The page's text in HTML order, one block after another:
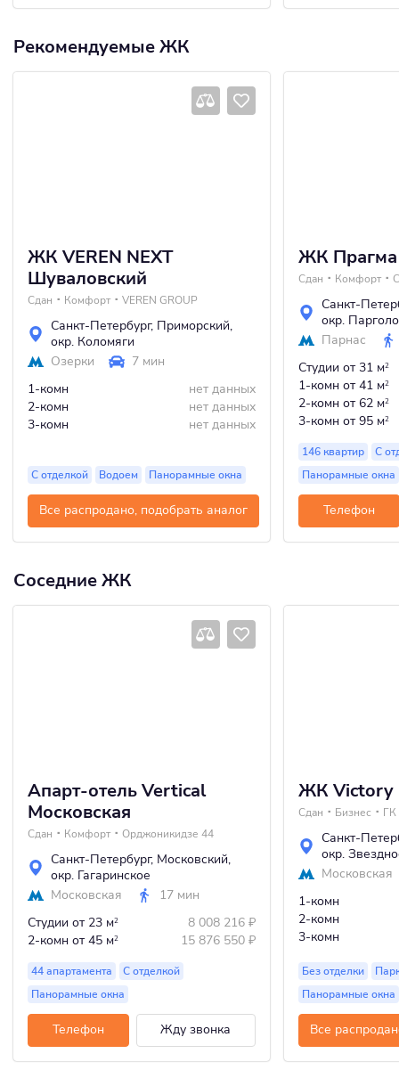
Рекомендуемые ЖК
ЖК VEREN NEXT
Шуваловский
Сдан Комфорт VEREN GROUP
Санкт-Петербург, Приморский,
окр. Коломяги
Озерки
7 мин
1-комн
нет данных
2-комн
нет данных
3-комн
нет данных
С отделкой Водоем Панорамные окна
Все распродано, подобрать аналог
ЖК
Сдан Комфорт
Санкт-
окр.
Парнас
Студии от 31 м2
1-комн от 41 м2
2-комн от 62 м2
3-комн от 95 м2
146 квартир
С
Панорамные окна
Телефон
Соседние ЖК
Апарт-отель Vertical
Московская
Сдан Комфорт Орджоникидзе 44
Санкт-Петербург, Московский,
окр. Гагаринское
Московская
17 мин
Студии от 23 м2 8 008 216 ₽
2-комн от 45 м2 15 876 550 ₽
44 апартамента
С отделкой
Панорамные окна
Телефон Жду звонка
ЖК Victory
Сдан Бизнес ГК
Санкт-
окр.
Московская
1-комн
2-комн
3-комн
Без отделки
Панорамные окна
Все